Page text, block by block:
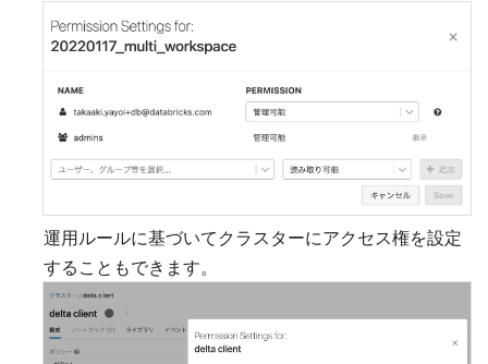
運用ルールに基づいてクラスターにアクセス権を設定
することもできます。